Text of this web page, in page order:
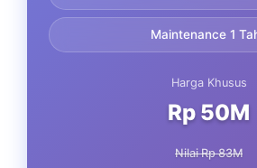
Maintenance 1
Harga Khusus
Rp 50M
Nilai Rp 83M